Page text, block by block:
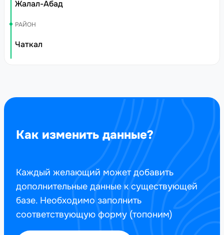
Жалал-Абад
РАЙОН
Чаткал
Как изменить данные?
Каждый желающий может добавить
дополнительные данные к существующей
базе. Необходимо заполнить
соответствующую форму (топоним)